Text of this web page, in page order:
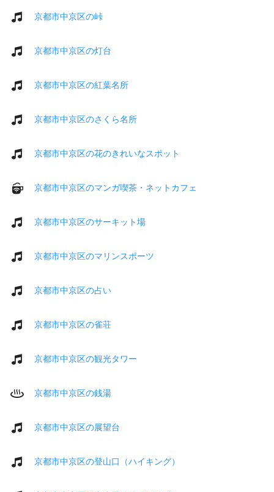
京都市中京区の峠
京都市中京区の灯台
京都市中京区の紅葉名所
京都市中京区のさくら名所
京都市中京区の花のきれいなスポット
京都市中京区のマンガ喫茶・ネットカフェ
京都市中京区のサーキット場
京都市中京区のマリンスポーツ
京都市中京区の占い
京都市中京区の雀荘
京都市中京区の観光タワー
京都市中京区の銭湯
京都市中京区の展望台
京都市中京区の登山口（ハイキング）